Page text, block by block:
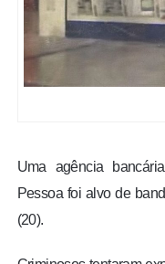
ENQUETE
COLUNISTAS
Uma agência
Pessoa foi alvo de
(20).